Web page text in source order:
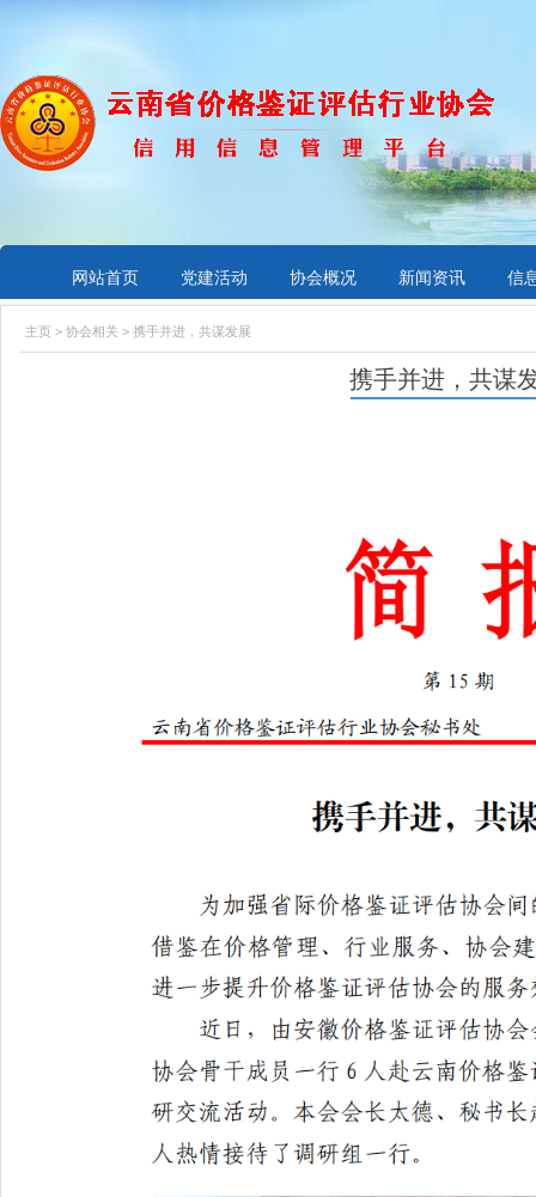
网站首页 党建活动 协会概况 新闻资讯 信
主页 > 协会相关 > 携手并进，共谋发展
携手并进，共谋